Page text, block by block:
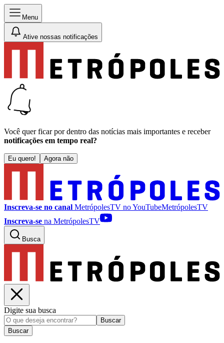
Menu
Ative nossas notificações
Você quer ficar por dentro das notícias mais importantes e receber
notificações em tempo real?
Eu quero! Agora não
Inscreva-se no canal MetrópolesTV noYouTubeMetrópolesTV
Inscreva-se na MetrópolesTV
Busca
Digite sua busca
Buscar
Buscar